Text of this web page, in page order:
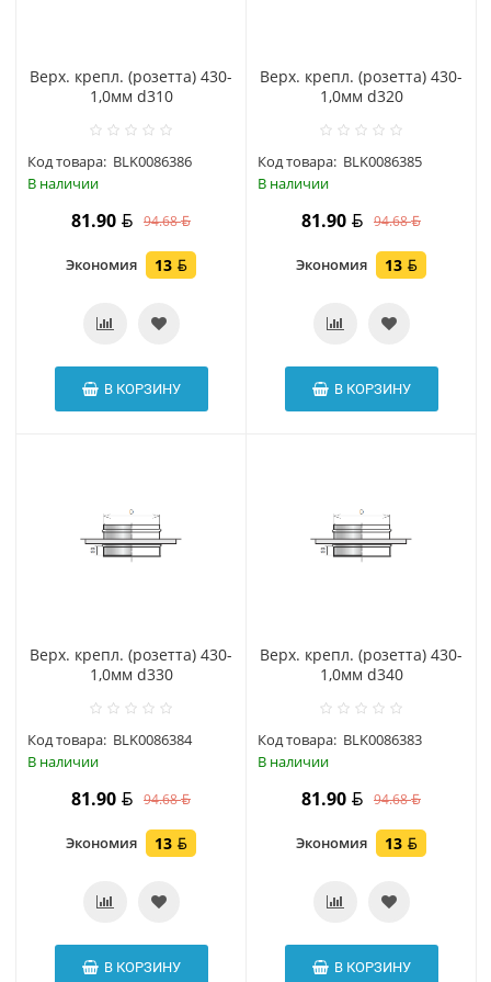
Верх. крепл. (розетта) 430-
1,0мм d310
Код товара: BLK0086386
В наличии
81.90 94.68
Экономия 13
В КОРЗИНУ
Верх. крепл. (розетта) 430-
1,0мм d320
Код товара: BLK0086385
В наличии
81.90 94.68
Экономия 13
В КОРЗИНУ
Верх. крепл. (розетта) 430-
1,0мм d330
Код товара: BLK0086384
В наличии
81.90 94.68
Экономия 13
В КОРЗИНУ
Верх. крепл. (розетта) 430-
1,0мм d340
Код товара: BLK0086383
В наличии
81.90 94.68
Экономия 13
В КОРЗИНУ